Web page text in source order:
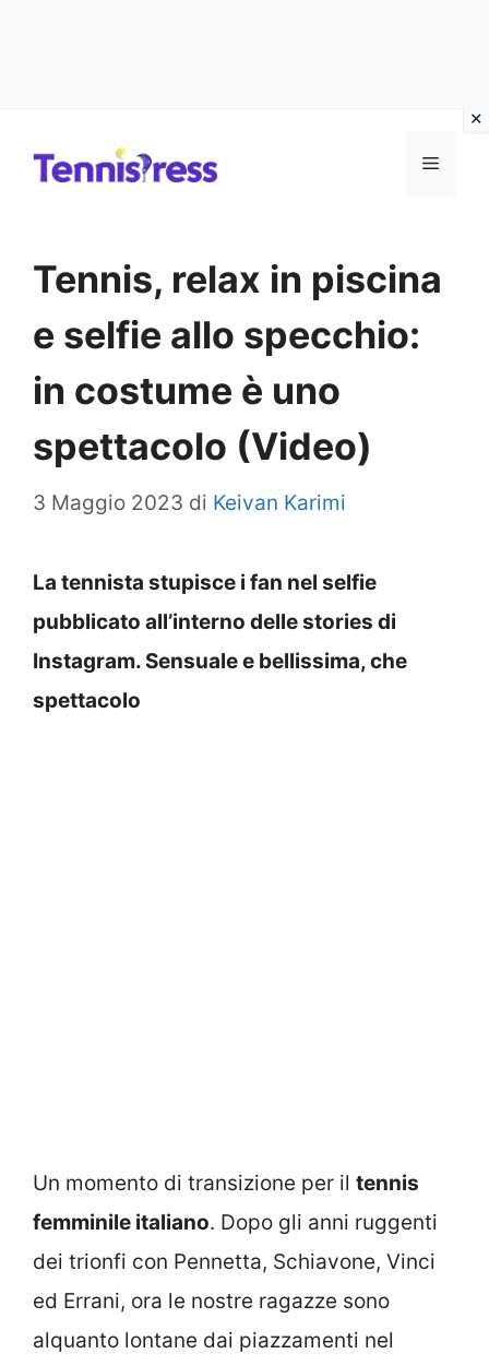
MENU
Tennis, relax in piscina
e selfie allo specchio:
in costume è uno
spettacolo (Video)
3 Maggio 2023 di Keivan Karimi
La tennista stupisce i fan nel selfie
pubblicato all’interno delle stories di
Instagram. Sensuale e bellissima, che
spettacolo
Un momento di transizione per il tennis
femminile italiano. Dopo gli anni ruggenti
dei trionfi con Pennetta, Schiavone, Vinci
ed Errani, ora le nostre ragazze sono
alquanto lontane dai piazzamenti nel